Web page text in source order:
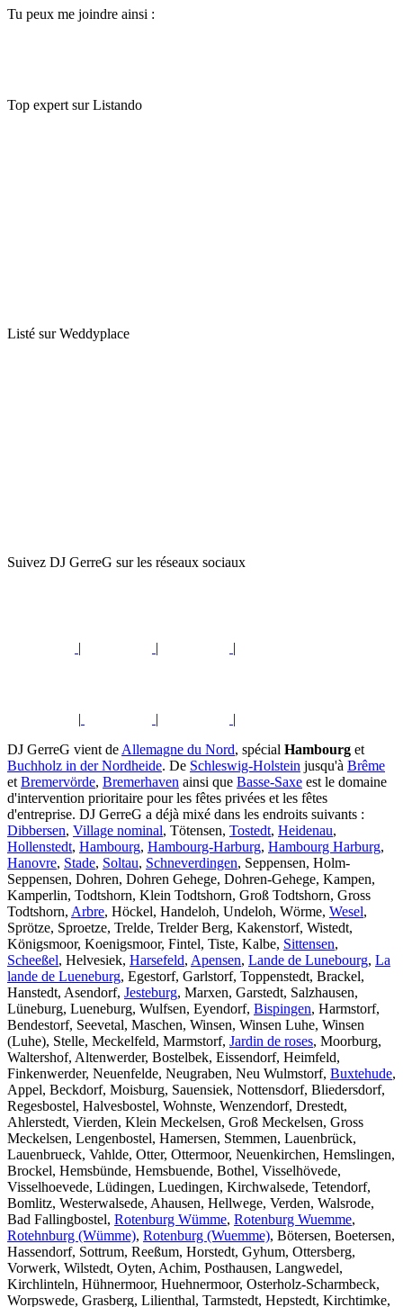
Tu peux me joindre ainsi :
Top expert sur Listando
Listé sur Weddyplace
Suivez DJ GerreG sur les réseaux sociaux
| | |
| |
|
DJ GerreG vient de Allemagne du Nord, spécial Hambourg et
Buchholz in der Nordheide. De Schleswig-Holstein jusqu'à Brême
et Bremervörde, Bremerhaven ainsi que Basse-Saxe est le domaine
d'intervention prioritaire pour les fêtes privées et les fêtes
d'entreprise. DJ GerreG a déjà mixé dans les endroits suivants :
Dibbersen, Village nominal, Tötensen, Tostedt, Heidenau,
Hollenstedt, Hambourg, Hambourg-Harburg, Hambourg Harburg,
Hanovre, Stade, Soltau, Schneverdingen, Seppensen, Holm-
Seppensen, Dohren, Dohren Gehege, Dohren-Gehege, Kampen,
Kamperlin, Todtshorn, Klein Todtshorn, Groß Todtshorn, Gross
Todtshorn, Arbre, Höckel, Handeloh, Undeloh, Wörme, Wesel,
Sprötze, Sproetze, Trelde, Trelder Berg, Kakenstorf, Wistedt,
Königsmoor, Koenigsmoor, Fintel, Tiste, Kalbe, Sittensen,
Scheeßel, Helvesiek, Harsefeld, Apensen, Lande de Lunebourg, La
lande de Lueneburg, Egestorf, Garlstorf, Toppenstedt, Brackel,
Hanstedt, Asendorf, Jesteburg, Marxen, Garstedt, Salzhausen,
Lüneburg, Lueneburg, Wulfsen, Eyendorf, Bispingen, Harmstorf,
Bendestorf, Seevetal, Maschen, Winsen, Winsen Luhe, Winsen
(Luhe), Stelle, Meckelfeld, Marmstorf, Jardin de roses, Moorburg,
Waltershof, Altenwerder, Bostelbek, Eissendorf, Heimfeld,
Finkenwerder, Neuenfelde, Neugraben, Neu Wulmstorf, Buxtehude,
Appel, Beckdorf, Moisburg, Sauensiek, Nottensdorf, Bliedersdorf,
Regesbostel, Halvesbostel, Wohnste, Wenzendorf, Drestedt,
Ahlerstedt, Vierden, Klein Meckelsen, Groß Meckelsen, Gross
Meckelsen, Lengenbostel, Hamersen, Stemmen, Lauenbrück,
Lauenbrueck, Vahlde, Otter, Ottermoor, Neuenkirchen, Hemslingen,
Brockel, Hemsbünde, Hemsbuende, Bothel, Visselhövede,
Visselhoevede, Lüdingen, Luedingen, Kirchwalsede, Tetendorf,
Bomlitz, Westerwalsede, Ahausen, Hellwege, Verden, Walsrode,
Bad Fallingbostel, Rotenburg Wümme, Rotenburg Wuemme,
Rotehnburg (Wümme), Rotenburg (Wuemme), Bötersen, Boetersen,
Hassendorf, Sottrum, Reeßum, Horstedt, Gyhum, Ottersberg,
Vorwerk, Wilstedt, Oyten, Achim, Posthausen, Langwedel,
Kirchlinteln, Hühnermoor, Huehnermoor, Osterholz-Scharmbeck,
Worpswede, Grasberg, Lilienthal, Tarmstedt, Hepstedt, Kirchtimke,